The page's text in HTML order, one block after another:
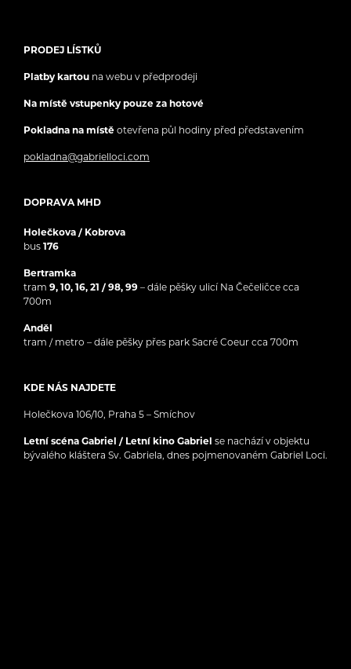
PRODEJ LÍSTKŮ
Platby kartou na webu v předprodeji
Na místě vstupenky pouze za hotové
Pokladna na místě otevřena půl hodiny před představením
pokladna@gabrielloci.com
DOPRAVA MHD
Holečkova / Kobrova
bus 176
Bertramka
tram 9, 10, 16, 21 / 98, 99 – dále pěšky ulicí Na Čečeličce cca
700m
Anděl
tram / metro – dále pěšky přes park Sacré Coeur cca 700m
KDE NÁS NAJDETE
Holečkova 106/10, Praha 5 – Smíchov
Letní scéna Gabriel / Letní kino Gabriel se nachází v objektu
bývalého kláštera Sv. Gabriela, dnes pojmenovaném Gabriel Loci.